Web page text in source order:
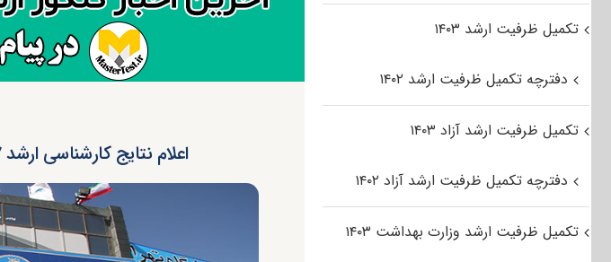
اعلام نتایج کارشناسی ارشد ۹۷ پردیس کیش دانشگاه تهران
تکمیل ظرفیت ارشد ۱۴۰۳
دفترچه تکمیل ظرفیت ارشد ۱۴۰۲
تکمیل ظرفیت ارشد آزاد ۱۴۰۳
دفترچه تکمیل ظرفیت ارشد آزاد ۱۴۰۲
تکمیل ظرفیت ارشد وزارت بهداشت ۱۴۰۳